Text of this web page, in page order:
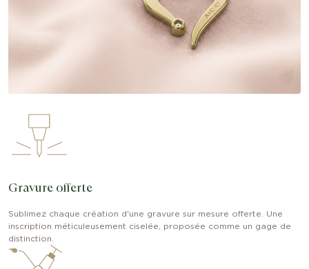
Gravure offerte
Sublimez chaque création d'une gravure sur mesure offerte. Une
inscription méticuleusement ciselée, proposée comme un gage de
distinction.